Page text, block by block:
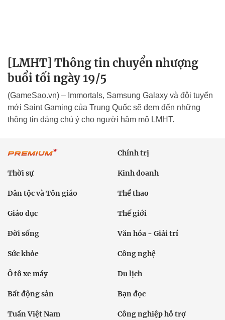
[LMHT] Thông tin chuyển nhượng
buổi tối ngày 19/5
(GameSao.vn) – Immortals, Samsung Galaxy và đội tuyển
mới Saint Gaming của Trung Quốc sẽ đem đến những
thông tin đáng chú ý cho người hâm mộ LMHT.
Chính trị
Thời sự Kinh doanh
Dân tộc và Tôn giáo Thể thao
Giáo dục Thế giới
Đời sống Văn hóa - Giải trí
Sức khỏe Công nghệ
Ô tô xe máy Du lịch
Bất động sản Bạn đọc
Tuần Việt Nam Công nghiệp hỗ trợ